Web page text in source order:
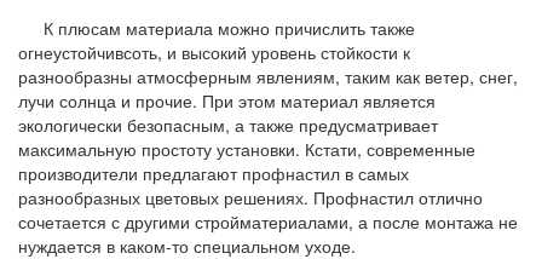
К плюсам материала можно причислить также
огнеустойчивсоть, и высокий уровень стойкости к
разнообразны атмосферным явлениям, таким как ветер, снег,
лучи солнца и прочие. При этом материал является
экологически безопасным, а также предусматривает
максимальную простоту установки. Кстати, современные
производители предлагают профнастил в самых
разнообразных цветовых решениях. Профнастил отлично
сочетается с другими стройматериалами, а после монтажа не
нуждается в каком-то специальном уходе.